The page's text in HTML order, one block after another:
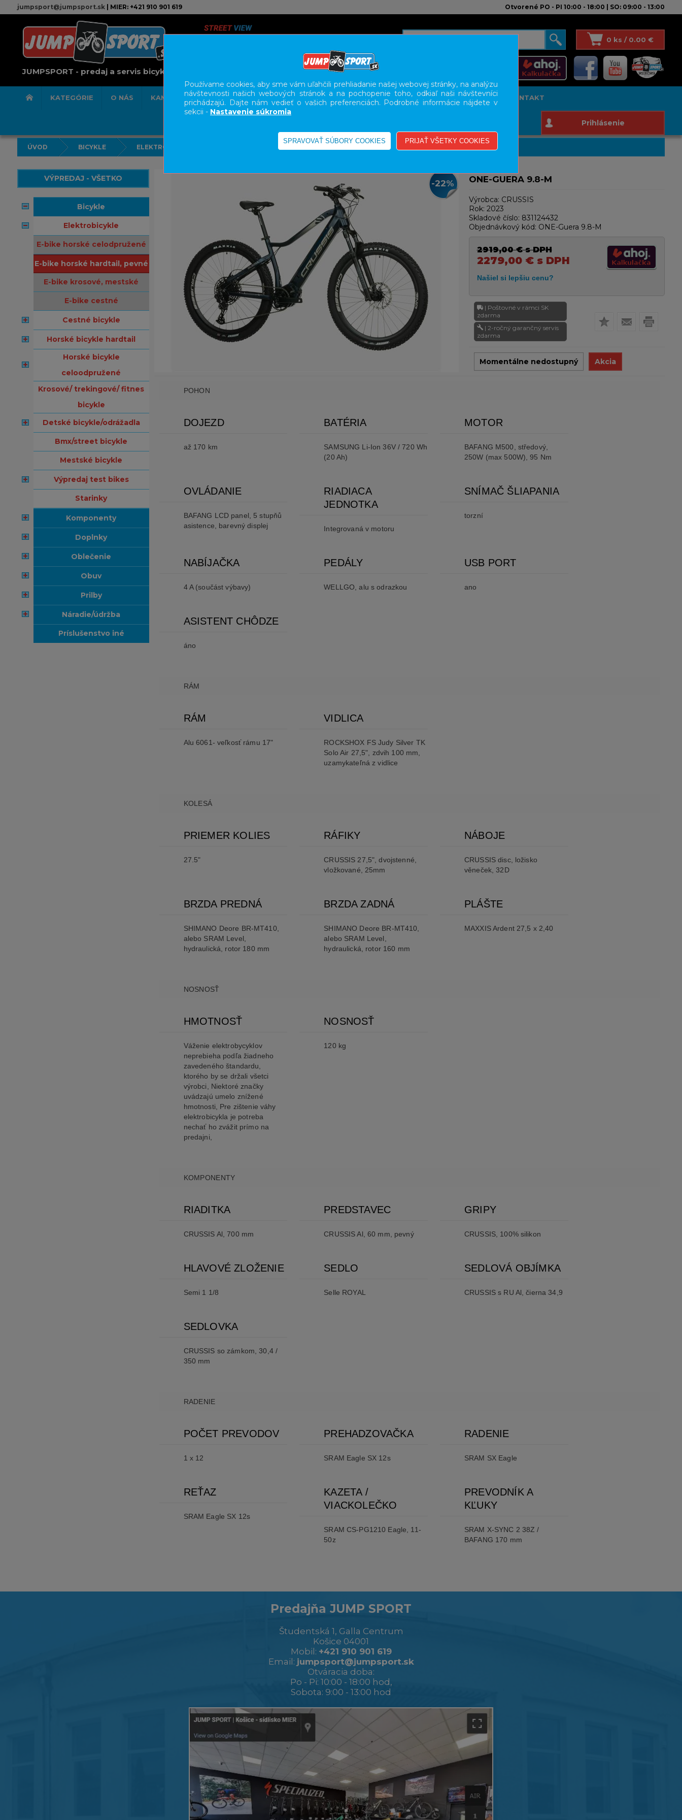
jumpsport@jumpsport.sk| MIER: +421 910 901 619 Otvorené PO - PI 10:00 - 18:00 | SO: 09:00 - 13:00
JUMPSPORT - predaj a servis bicyklov
0 ks / 0.00 €
KATEGÓRIE O NÁS KAMENNÁ PREDAJNA SERVIS SLUŽBY KARIÉRA BODY GEOMETRY FIT STUDIO KONTAKT
Prihlásenie
ÚVOD BICYKLE ELEKTROBICYKLE E-BIKE HORSKÉ HARDTAIL, PEVNÉ
VÝPREDAJ - VŠETKO
bicykle
elektrobicykle
e-bike horské celodpružené
e-bike horské hardtail, pevné
e-bike krosové, mestské
e-bike cestné
cestné bicykle
horské bicykle hardtail
horské bicykle
celoodpružené
krosové/ trekingové/ fitnes
bicykle
detské bicykle/odrážadla
bmx/street bicykle
mestské bicykle
výpredaj test bikes
starinky
komponenty
doplnky
oblečenie
obuv
prilby
náradie/údržba
príslušenstvo iné
-22% ONE-GUERA 9.8-M
Výrobca: CRUSSIS
Rok: 2023
Skladové číslo: 831124432
Objednávkový kód: ONE-Guera 9.8-M
2919,00 €s DPH
2279,00 €s DPH
| Poštovné v rámci SK
zdarma
| 2-ročný garančný servis
zdarma
Momentálne nedostupný Akcia
POHON
DOJEZD
až 170 km
BATÉRIA
SAMSUNG Li-Ion 36V / 720 Wh
(20 Ah)
MOTOR
BAFANG M500, středový,
250W (max 500W), 95 Nm
OVLÁDANIE
BAFANG LCD panel, 5 stupňů
asistence, barevný displej
RIADIACA
JEDNOTKA
Integrovaná v motoru
SNÍMAČ ŠLIAPANIA
torzní
NABÍJAČKA
4 A (součást výbavy)
PEDÁLY
WELLGO, alu s odrazkou
USB PORT
ano
ASISTENT CHÔDZE
áno
RÁM
RÁM
Alu 6061- veľkosť rámu 17"
VIDLICA
ROCKSHOX FS Judy Silver TK
Solo Air 27,5", zdvih 100 mm,
uzamykateľná z vidlice
KOLESÁ
PRIEMER KOLIES
27.5"
RÁFIKY
CRUSSIS 27,5", dvojstenné,
vložkované, 25mm
NÁBOJE
CRUSSIS disc, ložisko
věneček, 32D
BRZDA PREDNÁ
SHIMANO Deore BR-MT410,
alebo SRAM Level,
hydraulická, rotor 180 mm
BRZDA ZADNÁ
SHIMANO Deore BR-MT410,
alebo SRAM Level,
hydraulická, rotor 160 mm
PLÁŠTE
MAXXIS Ardent 27,5 x 2,40
NOSNOSŤ
HMOTNOSŤ
Váženie elektrobycyklov
neprebieha podľa žiadneho
zavedeného štandardu,
ktorého by se držali všetci
výrobci, Niektoré značky
uvádzajú umelo znížené
hmotnosti, Pre zištenie váhy
elektrobicykla je potreba
nechať ho zvážit prímo na
predajni,
NOSNOSŤ
120 kg
KOMPONENTY
RIADITKA
CRUSSIS Al, 700 mm
PREDSTAVEC
CRUSSIS Al, 60 mm, pevný
GRIPY
CRUSSIS, 100% silikon
HLAVOVÉ ZLOŽENIE
Semi 1 1/8
SEDLO
Selle ROYAL
SEDLOVÁ OBJÍMKA
CRUSSIS s RU Al, čierna 34,9
SEDLOVKA
CRUSSIS so zámkom, 30,4 /
350 mm
RADENIE
POČET PREVODOV
1 x 12
PREHADZOVAČKA
SRAM Eagle SX 12s
RADENIE
SRAM SX Eagle
REŤAZ
SRAM Eagle SX 12s
KAZETA /
VIACKOLEČKO
SRAM CS-PG1210 Eagle, 11-
50z
PREVODNÍK A
KĽUKY
SRAM X-SYNC 2 38Z /
BAFANG 170 mm
Predajňa JUMP SPORT
Študentská 1, Galla Centrum
Košice 04001
Mobil: +421 910 901 619
Email: jumpsport@jumpsport.sk
Otváracia doba:
Po - Pi: 10:00 - 18:00 hod,
Sobota: 9:00 - 13:00 hod
Používame cookies, aby sme vám uľahčili prehliadanie našej webovej stránky, na analýzu
návštevnosti našich webových stránok a na pochopenie toho, odkiaľ naši návštevníci
prichádzajú. Dajte nám vedieť o vašich preferenciách. Podrobné informácie nájdete v
sekcii - Nastavenie súkromia